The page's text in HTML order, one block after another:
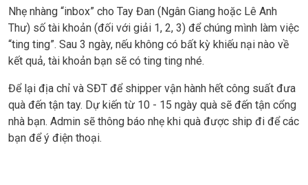
Nhẹ nhàng “inbox” cho Tay Đan (Ngân Giang hoặc Lê Anh
Thư) số tài khoản (đối với giải 1, 2, 3) để chúng mình làm việc
“ting ting”. Sau 3 ngày, nếu không có bất kỳ khiếu nại nào về
kết quả, tài khoản bạn sẽ có ting ting nhé.
Để lại địa chỉ và SĐT để shipper vận hành hết công suất đưa
quà đến tận tay. Dự kiến từ 10 - 15 ngày quà sẽ đến tận cổng
nhà bạn. Admin sẽ thông báo nhẹ khi quà được ship đi để các
bạn để ý điện thoại.